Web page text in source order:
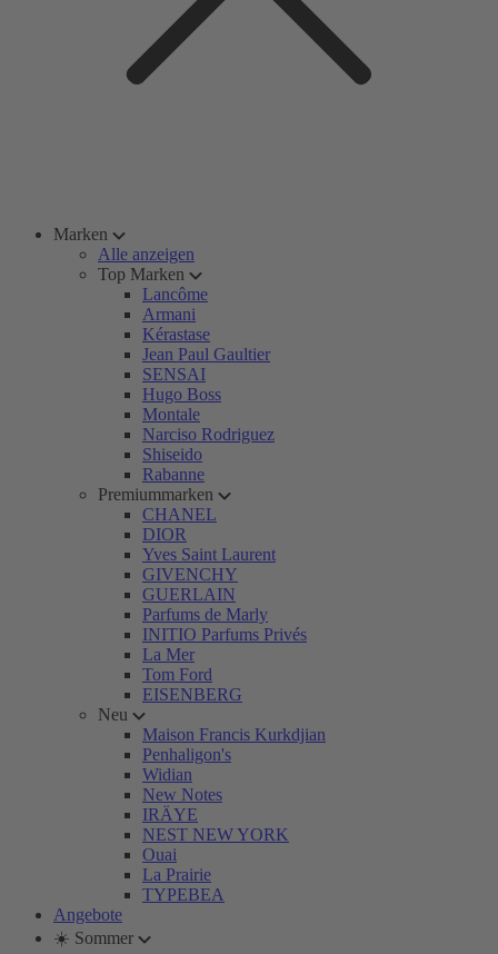
Marken
Alle anzeigen
Top Marken
Lancôme
Armani
Kérastase
Jean Paul Gaultier
SENSAI
Hugo Boss
Montale
Narciso Rodriguez
Shiseido
Rabanne
Premiummarken
CHANEL
DIOR
Yves Saint Laurent
GIVENCHY
GUERLAIN
Parfums de Marly
INITIO Parfums Privés
La Mer
Tom Ford
EISENBERG
Neu
Maison Francis Kurkdjian
Penhaligon's
Widian
New Notes
IRÄYE
NEST NEW YORK
Ouai
La Prairie
TYPEBEA
Angebote
☀️ Sommer